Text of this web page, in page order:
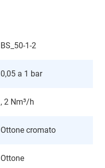
BS_50-1-2
0,05 a 1 bar
, 2 Nm³/h
Ottone cromato
Ottone